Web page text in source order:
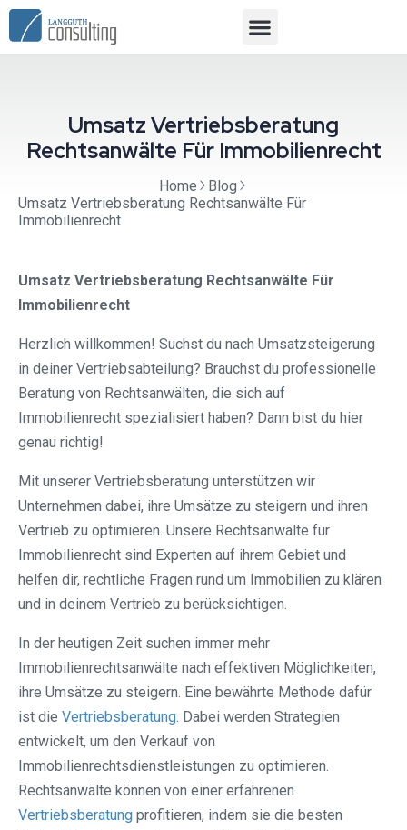
Umsatz Vertriebsberatung
Rechtsanwälte Für Immobilienrecht
Home
Blog
Umsatz Vertriebsberatung Rechtsanwälte Für
Immobilienrecht
Umsatz Vertriebsberatung Rechtsanwälte Für
Immobilienrecht
Herzlich willkommen! Suchst du nach Umsatzsteigerung
in deiner Vertriebsabteilung? Brauchst du professionelle
Beratung von Rechtsanwälten, die sich auf
Immobilienrecht spezialisiert haben? Dann bist du hier
genau richtig!
Mit unserer Vertriebsberatung unterstützen wir
Unternehmen dabei, ihre Umsätze zu steigern und ihren
Vertrieb zu optimieren. Unsere Rechtsanwälte für
Immobilienrecht sind Experten auf ihrem Gebiet und
helfen dir, rechtliche Fragen rund um Immobilien zu klären
und in deinem Vertrieb zu berücksichtigen.
In der heutigen Zeit suchen immer mehr
Immobilienrechtsanwälte nach effektiven Möglichkeiten,
ihre Umsätze zu steigern. Eine bewährte Methode dafür
ist die Vertriebsberatung. Dabei werden Strategien
entwickelt, um den Verkauf von
Immobilienrechtsdienstleistungen zu optimieren.
Rechtsanwälte können von einer erfahrenen
Vertriebsberatung profitieren, indem sie die besten